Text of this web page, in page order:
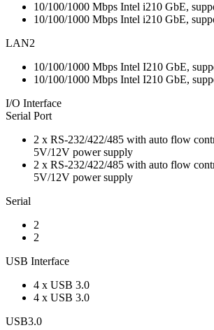
10/100/1000 Mbps Intel i210 GbE,
10/100/1000 Mbps Intel i210 GbE,
LAN2
10/100/1000 Mbps Intel I210 GbE,
10/100/1000 Mbps Intel I210 GbE,
I/O Interface
Serial Port
2 x RS-232/422/485 with auto flow
5V/12V power supply
2 x RS-232/422/485 with auto flow
5V/12V power supply
Serial
2
2
USB Interface
4 x USB 3.0
4 x USB 3.0
USB3.0